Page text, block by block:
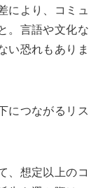
により、コミュ
。言語や文化な
い恐れもありま
につながるリス
、想定以上のコ